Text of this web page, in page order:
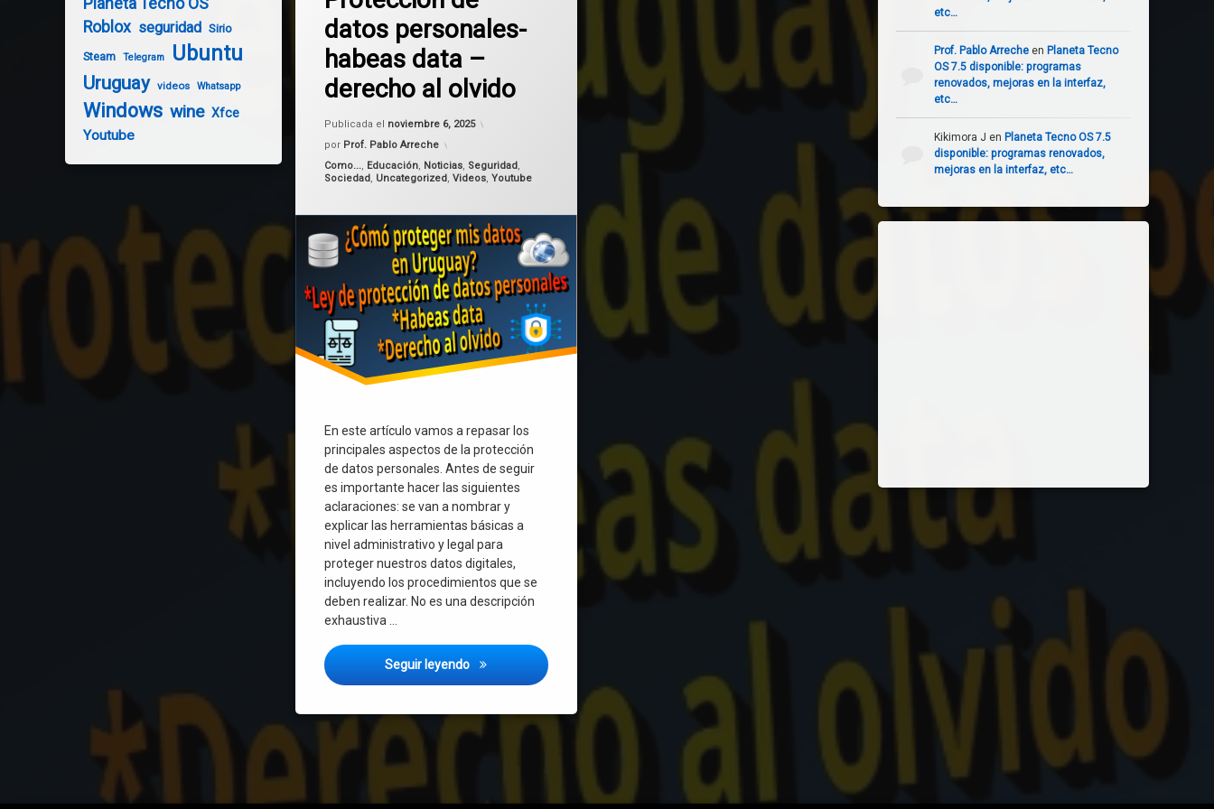
datos personales-
habeas data –
derecho al olvido
Publicada el noviembre 6, 2025
por Prof. Pablo Arreche
Categorías:
Como..., Educación, Noticias, Seguridad,
Sociedad, Uncategorized,Videos,Youtube
En este artículo vamos a repasar los
principales aspectos de la protección
de datos personales. Antes de seguir
es importante hacer las siguientes
aclaraciones: se van a nombrar y
explicar las herramientas básicas a
nivel administrativo y legal para
proteger nuestros datos digitales,
incluyendo los procedimientos que se
deben realizar. No es una descripción
exhaustiva …
Seguir leyendo ¿Cómo proteger nuestros datos en Uruguay? Protección de datos personales- habeas data – derecho al olvido
habeas data
protección de datos
URDCP
Uruguay
Planeta Tecno OS
Roblox seguridad Sirio
Steam Telegram Ubuntu
Uruguay videos Whatsapp
Windows wine Xfce
Youtube
etc…
Prof. Pablo Arrecheen Planeta Tecno
OS 7.5 disponible: programas
renovados, mejoras en la interfaz,
etc…
Kikimora J en Planeta Tecno OS 7.5
disponible: programas renovados,
mejoras en la interfaz, etc…